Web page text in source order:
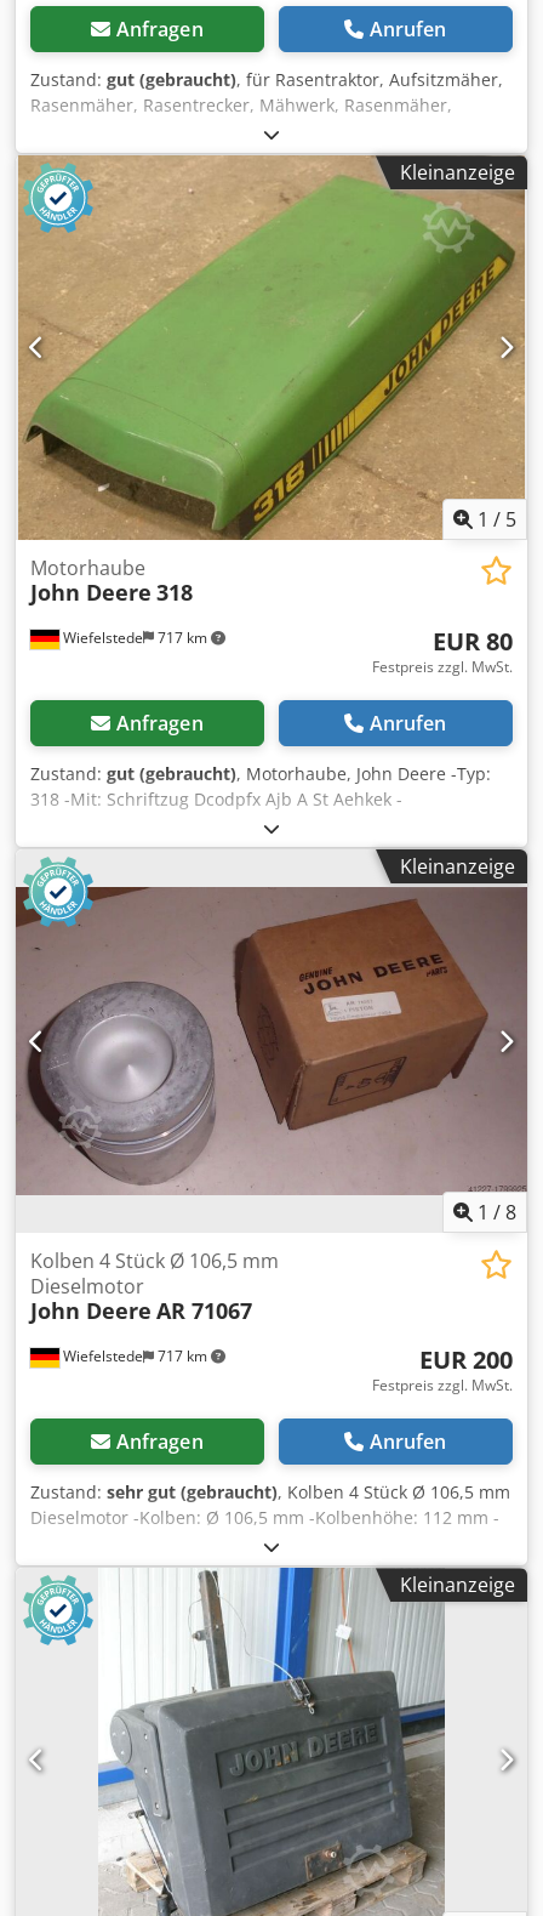
Anfragen Anrufen
Zustand: gut (gebraucht), für Rasentraktor, Aufsitzmäher,
Rasenmäher, Rasentrecker, Mähwerk, Rasenmäher,
Mähbalken, Scheibenmähwerk -Rasenmähermesser: 48
Stück Djdob A R Uhspfx Ahkeck -Typen: unterschiedlich -
Paket: komplett -Preis:komplett -Gewicht: 120 kgKleinanzeige
1 / 5
Wiefelstede 717 km
Motorhaube
John Deere 318
EUR 80
Festpreis zzgl. MwSt.
Anfragen Anrufen
Zustand: gut (gebraucht), Motorhaube, John Deere -Typ:
318 -Mit: Schriftzug Dcodpfx Ajb A St Aehkek -
Abmessungen: 920/380/H180 mm -Gewicht: 2 kg
Kleinanzeige
1 /8
Wiefelstede 717 km
Kolben 4 Stück Ø 106,5 mm
Dieselmotor
John Deere AR 71067
EUR 200
Festpreis zzgl. MwSt.
Anfragen Anrufen
Zustand: sehr gut (gebraucht), Kolben 4 Stück Ø 106,5 mm
Dieselmotor -Kolben: Ø 106,5 mm -Kolbenhöhe: 112 mm -
Kolbenbolzen: Ø 41,278 mm -Komplettpreis: 4 Stück
Dcodob A S Dzspfx Ahksk -Gewicht: 1,4 kg/Stück
Kleinanzeige